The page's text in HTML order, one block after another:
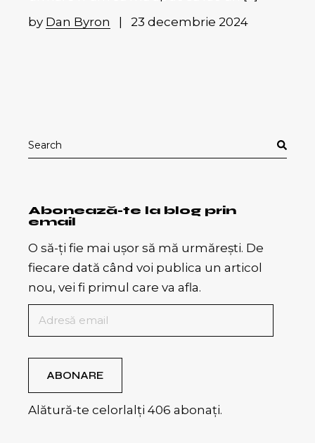
by Dan Byron 23 decembrie 2024
for:
Abonează-te la blog prin
email
O să-ți fie mai ușor să mă urmărești. De
fiecare dată când voi publica un articol
nou, vei fi primul care va afla.
Adresă
email
ABONARE
Alătură-te celorlalți 406 abonați.